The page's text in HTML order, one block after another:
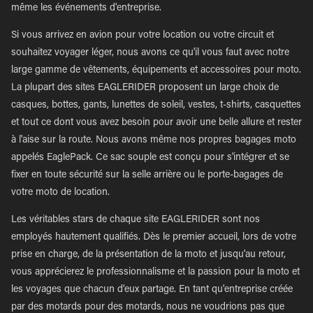
même les événements d'entreprise.
Si vous arrivez en avion pour votre location ou votre circuit et
souhaitez voyager léger, nous avons ce qu'il vous faut avec notre
large gamme de vêtements, équipements et accessoires pour moto.
La plupart des sites EAGLERIDER proposent un large choix de
casques, bottes, gants, lunettes de soleil, vestes, t-shirts, casquettes
et tout ce dont vous avez besoin pour avoir une belle allure et rester
à l'aise sur la route. Nous avons même nos propres bagages moto
appelés EaglePack. Ce sac souple est conçu pour s'intégrer et se
fixer en toute sécurité sur la selle arrière ou le porte-bagages de
votre moto de location.
Les véritables stars de chaque site EAGLERIDER sont nos
employés hautement qualifiés. Dès le premier accueil, lors de votre
prise en charge, de la présentation de la moto et jusqu'au retour,
vous apprécierez le professionnalisme et la passion pour la moto et
les voyages que chacun d'eux partage. En tant qu'entreprise créée
par des motards pour des motards, nous ne voudrions pas que